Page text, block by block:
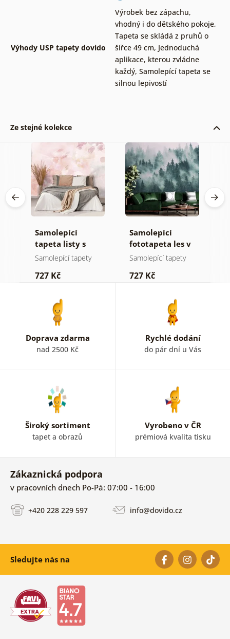
Výhody USP tapety dovido
Výrobek bez zápachu,
vhodný i do dětského pokoje,
Tapeta se skládá z pruhů o
šířce 49 cm, Jednoduchá
aplikace, kterou zvládne
každý, Samolepící tapeta se
silnou lepivostí
Ze stejné kolekce
Samolepící
tapeta listy s
pastelovým
Samolepící tapety
727 Kč
Samolepící
fototapeta les v
mlze
Samolepící tapety
727 Kč
Doprava zdarma
nad 2500 Kč
Rychlé dodání
do pár dní u Vás
Široký sortiment
tapet a obrazů
Vyrobeno v ČR
prémiová kvalita tisku
Zákaznická podpora
v pracovních dnech Po-Pá: 07:00 - 16:00
+420 228 229 597 info@dovido.cz
Sledujte nás na